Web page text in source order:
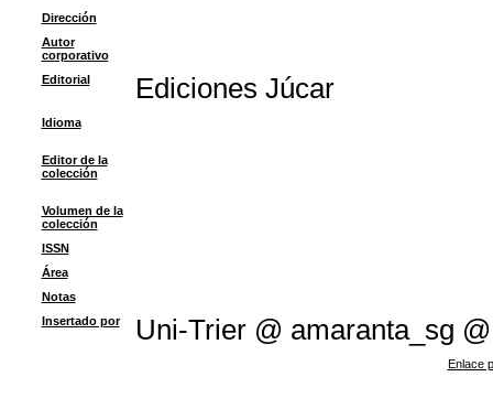
Dirección
Autor
corporativo
Editorial
Ediciones Júcar
Idioma
Editor de la
colección
Volumen de la
colección
ISSN
Área
Notas
Insertado por
Uni-Trier @ amaranta_sg @
Enlace